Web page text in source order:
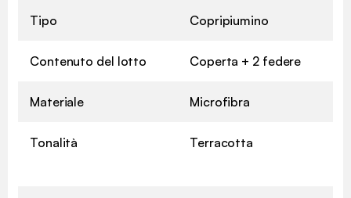
Tipo Copripiumino
Contenuto del lotto Coperta + 2 federe
Materiale Microfibra
Tonalità Terracotta